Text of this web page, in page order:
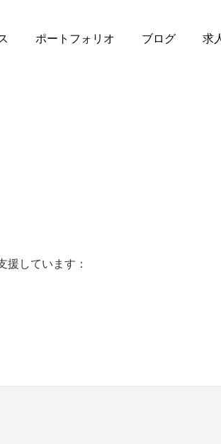
ポートフォリオ ブログ 求
しています：